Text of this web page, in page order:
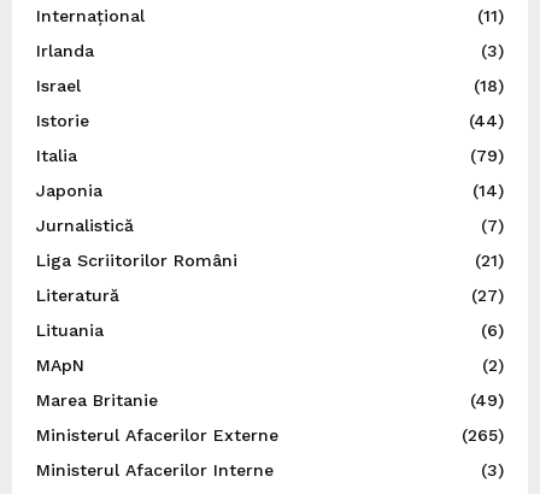
Internațional
(11)
Irlanda
(3)
Israel
(18)
Istorie
(44)
Italia
(79)
Japonia
(14)
Jurnalistică
(7)
Liga Scriitorilor Români
(21)
Literatură
(27)
Lituania
(6)
MApN
(2)
Marea Britanie
(49)
Ministerul Afacerilor Externe
(265)
Ministerul Afacerilor Interne
(3)